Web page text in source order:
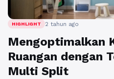
HIGHLIGHT 2 tahun ago
Mengoptimalkan
Ruangan dengan
Multi Split